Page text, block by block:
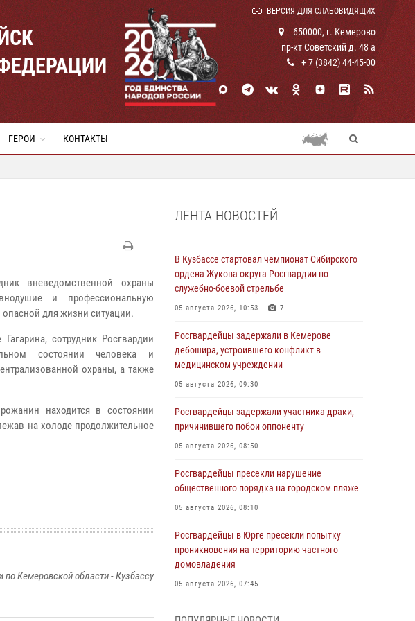
ВЕРСИЯ ДЛЯ СЛАБОВИДЯЩИХ
650000, г. Кемерово
пр-кт Советский д. 48 а
+ 7 (3842) 44-45-00
ГЕРОИ КОНТАКТЫ
вневедомственной охраны
и профессиональную
для жизни ситуации.
сотрудник Росгвардии
состоянии человека и
охраны, а также
находится в состоянии
на холоде продолжительное
Кемеровской области - Кузбассу
ЛЕНТА НОВОСТЕЙ
В Кузбассе стартовал чемпионат Сибирского
ордена Жукова округа Росгвардии по
служебно-боевой стрельбе
05 августа 2026, 10:53 7
Росгвардейцы задержали в Кемерове
дебошира, устроившего конфликт в
медицинском учреждении
05 августа 2026, 09:30
Росгвардейцы задержали участника драки,
причинившего побои оппоненту
05 августа 2026, 08:50
Росгвардейцы пресекли нарушение
общественного порядка на городском пляже
05 августа 2026, 08:10
Росгвардейцы в Юрге пресекли попытку
проникновения на территорию частного
домовладения
05 августа 2026, 07:45